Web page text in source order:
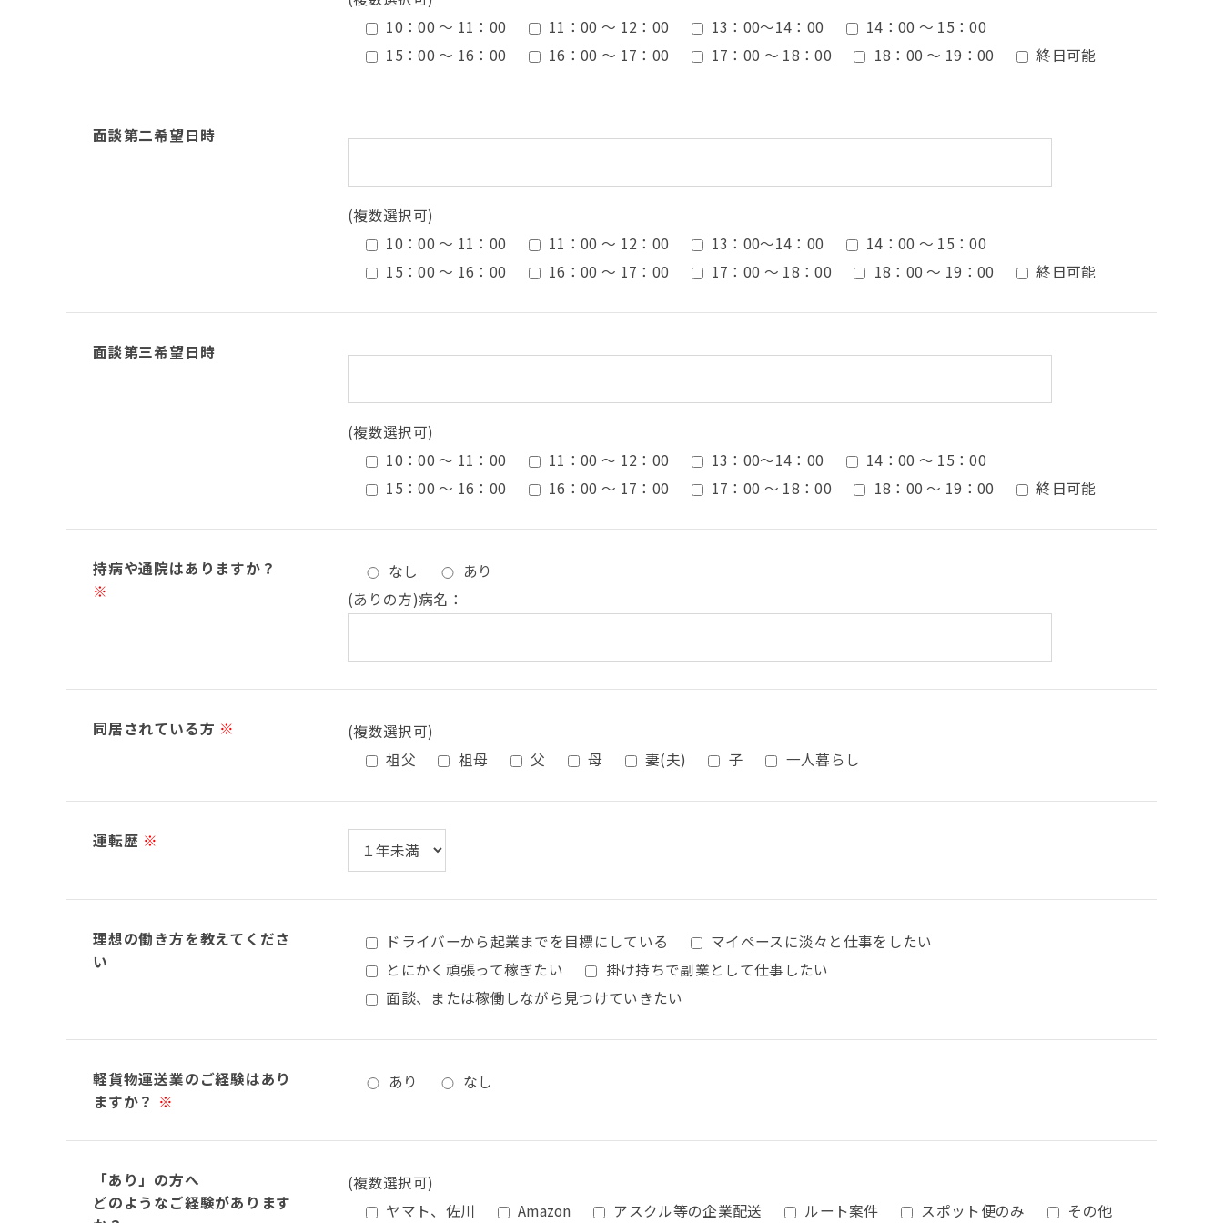
10：00 ～ 11：00
11：00 ～ 12：00 13：00〜14：00
14：00 ～ 15：00
15：00 ～ 16：00
16：00 ～ 17：00 17：00 ～ 18：00 18：00 ～ 19：00 終日可能
面談第二希望日時
(複数選択可)
10：00 ～ 11：00
11：00 ～ 12：00 13：00〜14：00
14：00 ～ 15：00
15：00 ～ 16：00
16：00 ～ 17：00 17：00 ～ 18：00 18：00 ～ 19：00 終日可能
面談第三希望日時
(複数選択可)
10：00 ～ 11：00
11：00 ～ 12：00 13：00〜14：00
14：00 ～ 15：00
15：00 ～ 16：00
16：00 ～ 17：00 17：00 ～ 18：00 18：00 ～ 19：00 終日可能
持病や通院はありますか？
※
なし
あり
(ありの方)病名：
同居されている方 ※
(複数選択可)
祖父
祖母 父 母 妻(夫) 子 一人暮らし
運転歴 ※
理想の働き方を教えてくださ
い
ドライバーから起業までを目標にしている
マイペースに淡々と仕事をしたい
とにかく頑張って稼ぎたい
掛け持ちで副業として仕事したい
面談、または稼働しながら見つけていきたい
軽貨物運送業のご経験はあり
ますか？ ※
あり なし
「あり」の方へ
どのようなご経験があります
(複数選択可)
ヤマト、佐川
Amazon アスクル等の企業配送 ルート案件 スポット便のみ その他